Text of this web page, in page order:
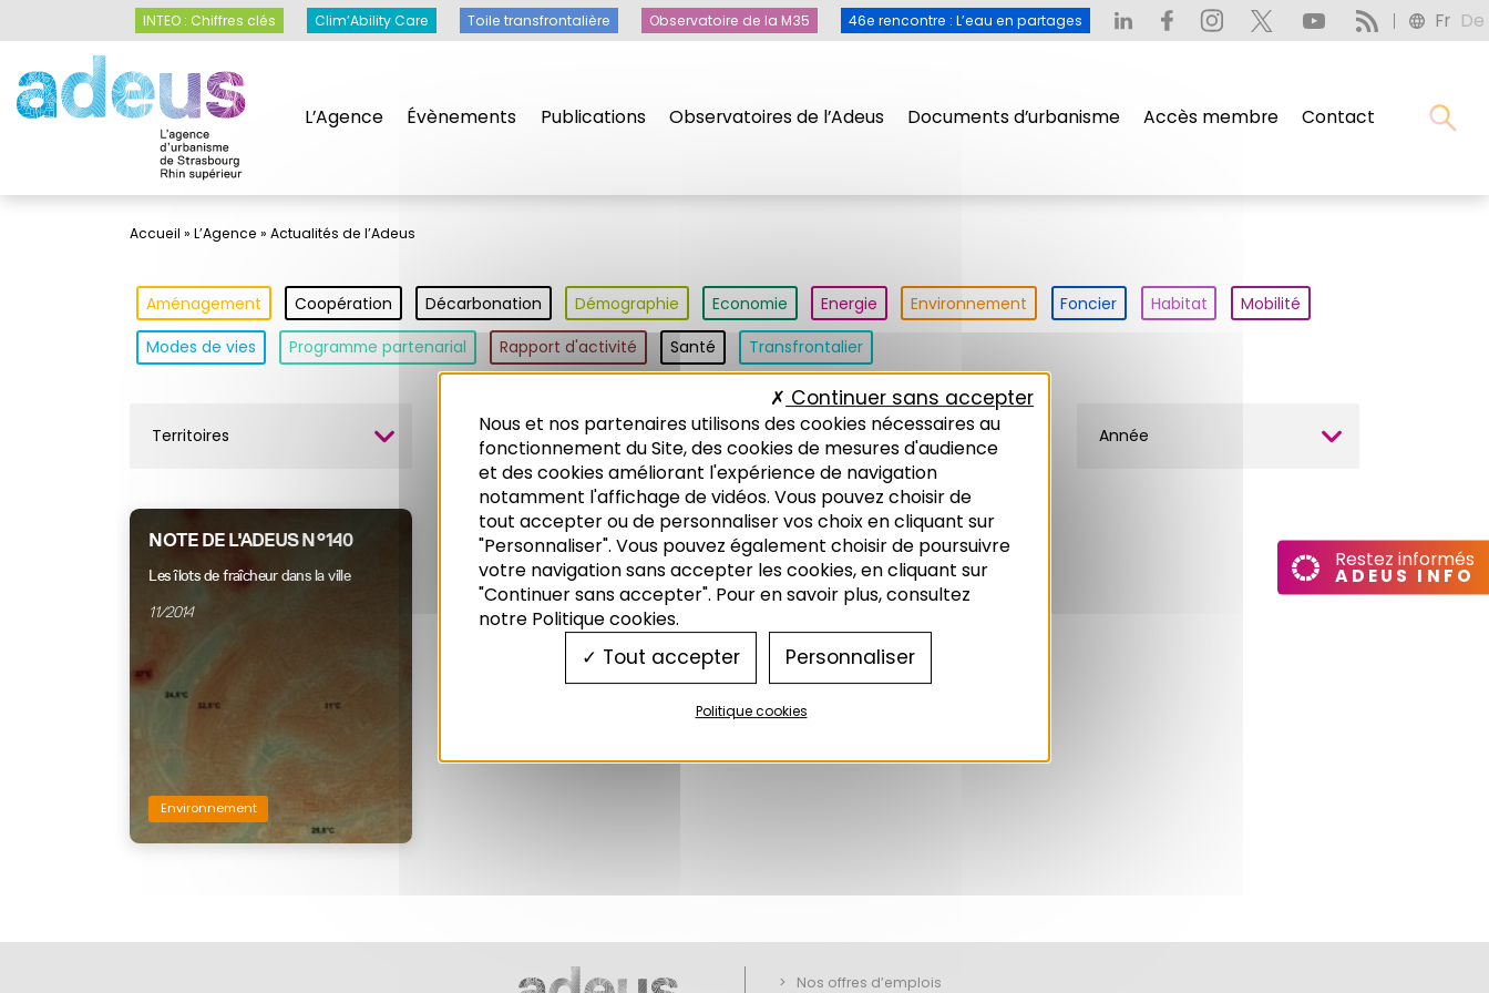
L’Agence Évènements Publications Observatoires de l’Adeus Documents d’urbanisme Accès membre Contact
INTEO : Chiffres clés Clim’Ability Care Toile transfrontalière Observatoire de la M35 46e rencontre : L’eau en partages Fr De
Recherche
Accueil » L’Agence » Actualités de l’Adeus
Aménagement Coopération Décarbonation Démographie Economie Energie Environnement Foncier Habitat
Mobilité
Modes de vies
Programme partenarial Rapport d'activité Santé Transfrontalier
Territoires Ilot de fraicheur Types de publication Année
NOTE DE L'ADEUS N°140
Les îlots de fraîcheur dans la ville
11/2014
Environnement
Nos offres d’emplois
Restez informés
ADEUS INFO
Panneau de gestion des cookies
Nous et nos partenaires utilisons des cookies nécessaires au
fonctionnement du Site, des cookies de mesures d'audience
et des cookies améliorant l'expérience de navigation
notamment l'affichage de vidéos. Vous pouvez choisir de
tout accepter ou de personnaliser vos choix en cliquant sur
"Personnaliser". Vous pouvez également choisir de poursuivre
votre navigation sans accepter les cookies, en cliquant sur
"Continuer sans accepter". Pour en savoir plus, consultez
notre Politique cookies.
Tout accepter
Continuer sans accepter
Personnaliser
Politique cookies